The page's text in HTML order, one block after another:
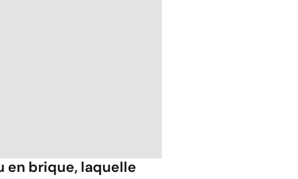
en brique, laquelle